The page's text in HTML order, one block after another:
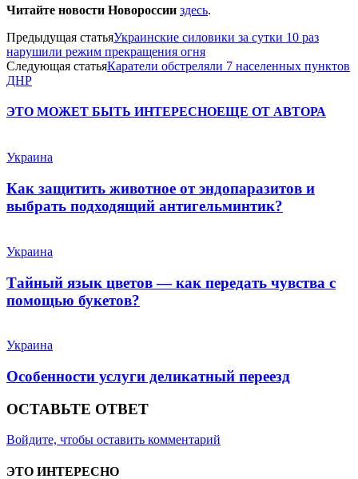
Читайте новости Новороссии здесь.
Предыдущая статьяУкраинские силовики за сутки 10 раз
нарушили режим прекращения огня
Следующая статьяКаратели обстреляли 7 населенных пунктов
ДНР
ЭТО МОЖЕТ БЫТЬ ИНТЕРЕСНОЕЩЕ ОТ АВТОРА
Украина
Как защитить животное от эндопаразитов и
выбрать подходящий антигельминтик?
Украина
Тайный язык цветов — как передать чувства с
помощью букетов?
Украина
Особенности услуги деликатный переезд
ОСТАВЬТЕ ОТВЕТ
Войдите, чтобы оставить комментарий
ЭТО ИНТЕРЕСНО